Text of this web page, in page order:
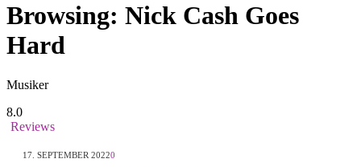
Browsing: Nick Cash Goes
Hard
Musiker
8.0
Reviews
17. SEPTEMBER 20220